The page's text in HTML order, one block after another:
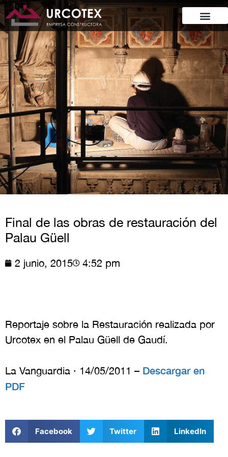
Final de las obras de restauración del
Palau Güell
2 junio, 2015 4:52 pm
Reportaje sobre la Restauración realizada por
Urcotex en el Palau Güell de Gaudí.
La Vanguardia · 14/05/2011 – Descargar en
PDF
Facebook Twitter LinkedIn